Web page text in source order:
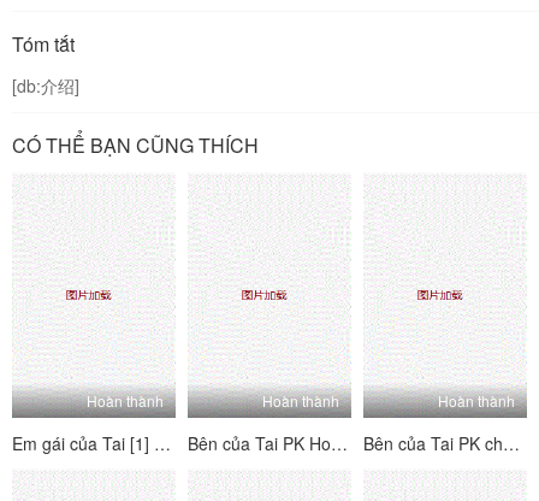
Tóm tắt
[db:介绍]
CÓ THỂ BẠN CŨNG THÍCH
Hoàn thành
Em gái của Tai [1] Tôi nghĩ về người mẫu này - Tôi mong chờ nó, đó là một món đồ hoàn hảo, quan hệ tình dục qua đường hậu môn, đánh hơi và phát ra các từ!
Hoàn thành
Bên của Tai PK House's Tai's Sides [4] Vui vẻ và hai mặt ~ Kiểm tra trang nơi bạn có thể thấy mỗi người chơi B của người chơi b ~ Lolita hét lên, đam mê và hung dữ!
Hoàn thành
Bên của Tai PK cho các bên của Tai [3] hai bên - hãy xem trang với hướng dẫn của mỗi cô gái - Lolita hét lên, đam mê và hung dữ!